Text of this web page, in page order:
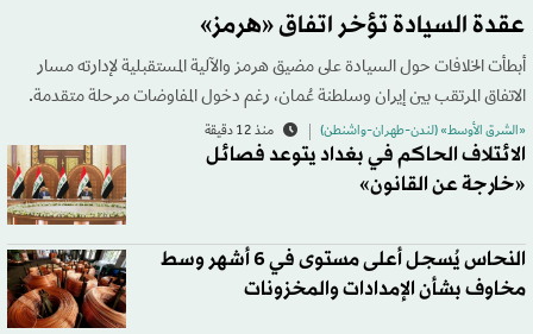
عقدة السيادة تؤخر اتفاق «هرمز»
أبطأت الخلافات حول السيادة على مضيق هرمز والآلية المستقبلية لإدارته مسار
الاتفاق المرتقب بين إيران وسلطنة عُمان، رغم دخول المفاوضات مرحلة متقدمة.
«الشرق الأوسط» (لندن-طهران-واشنطن) منذ 12 دقيقة
الائتلاف الحاكم في بغداد يتوعد فصائل
«خارجة عن القانون»
النحاس يُسجل أعلى مستوى في 6 أشهر وسط
مخاوف بشأن الإمدادات والمخزونات